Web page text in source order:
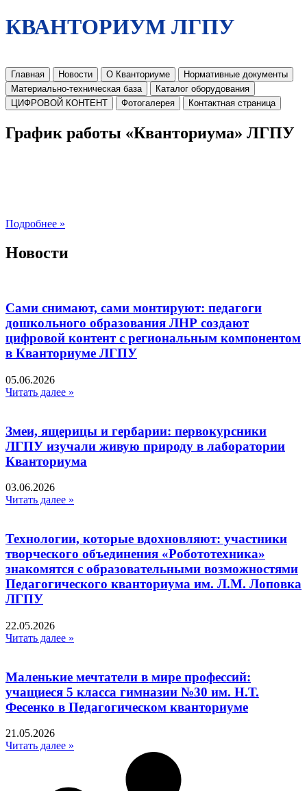
КВАНТОРИУМ ЛГПУ
Главная Новости О Кванториуме
Нормативные документы
Материально-техническая база
Каталог оборудования
ЦИФРОВОЙ КОНТЕНТ
Фотогалерея Контактная страница
График работы «Кванториума» ЛГПУ
Подробнее »
Новости
Сами снимают, сами монтируют: педагоги
дошкольного образования ЛНР создают
цифровой контент с региональным компонентом
в Кванториуме ЛГПУ​
05.06.2026
Читать далее »
Змеи, ящерицы и гербарии: первокурсники
ЛГПУ изучали живую природу в лаборатории
Кванториума
03.06.2026
Читать далее »
Технологии, которые вдохновляют: участники
творческого объединения «Робототехника»
знакомятся с образовательными возможностями
Педагогического кванториума им. Л.М. Лоповка
ЛГПУ
22.05.2026
Читать далее »
Маленькие мечтатели в мире профессий:
учащиеся 5 класса гимназии №30 им. Н.Т.
Фесенко в Педагогическом кванториуме
21.05.2026
Читать далее »